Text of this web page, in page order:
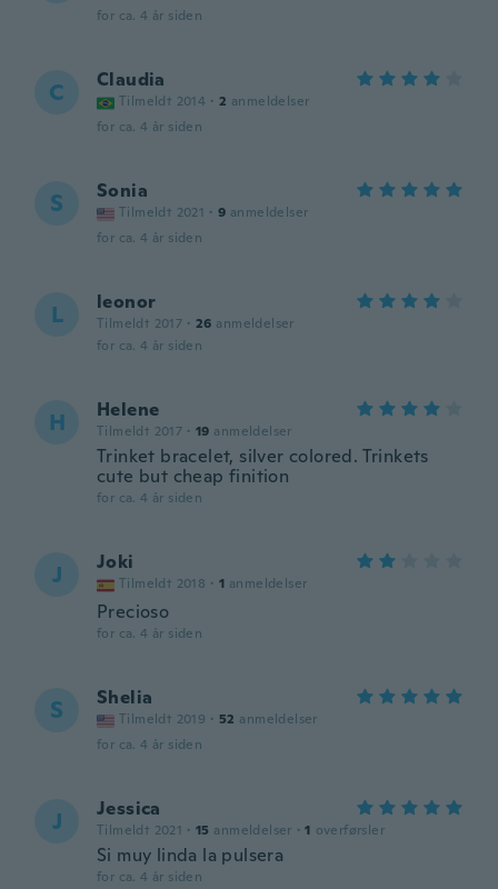
for ca. 4 år siden
C Claudia
Tilmeldt 2014 · 2 anmeldelser
for ca. 4 år siden
S Sonia
Tilmeldt 2021 · 9 anmeldelser
for ca. 4 år siden
L leonor
Tilmeldt 2017 · 26 anmeldelser
for ca. 4 år siden
H Helene
Tilmeldt 2017 · 19 anmeldelser
Trinket bracelet, silver colored. Trinkets
cute but cheap finition
for ca. 4 år siden
J Joki
Tilmeldt 2018 · 1 anmeldelser
Precioso
for ca. 4 år siden
S Shelia
Tilmeldt 2019 · 52 anmeldelser
for ca. 4 år siden
J Jessica
Tilmeldt 2021 · 15 anmeldelser · 1 overførsler
Si muy linda la pulsera
for ca. 4 år siden